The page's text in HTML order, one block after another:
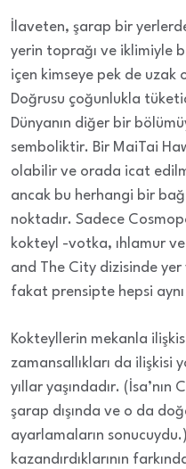
İlaveten, şarap bir
yerin toprağı ve iklimiyle
içen kimseye pek de
Doğrusu çoğunlukla
Dünyanın diğer bir
semboliktir. Bir MaiTai
olabilir ve orada icat
ancak bu herhangi bir
noktadır. Sadece
kokteyl -votka, ıhlamur ve
and The City dizisinde
fakat prensipte hepsi
Kokteyllerin mekanla
zamansallıkları da ilişkisi
yıllar yaşındadır. (İsa’nın
şarap dışında ve o da
ayarlamaların
kazandırdıklarının